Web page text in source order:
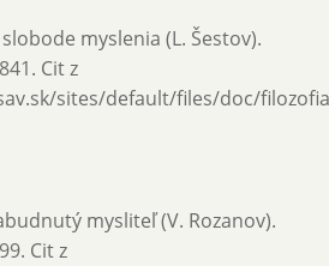
slobode myslenia (L. Šestov).
Cit z
sites/default/files/doc/
mysliteľ (V. Rozanov).
Cit z